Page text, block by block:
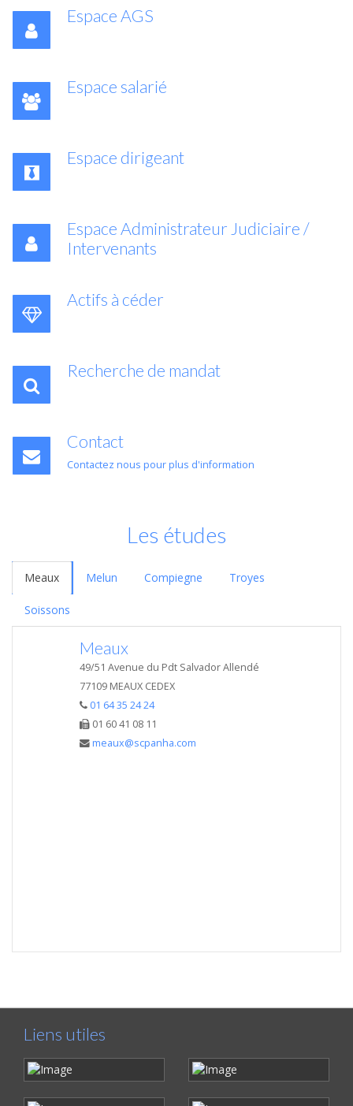
Espace AGS
Espace salarié
Espace dirigeant
Espace Administrateur Judiciaire /
Intervenants
Actifs à céder
Recherche de mandat
Contact
Contactez nous pour plus d'information
Les études
Meaux Melun Compiegne Troyes
Soissons
Meaux
49/51 Avenue du Pdt Salvador Allendé
77109 MEAUX CEDEX
01 64 35 24 24
01 60 41 08 11
meaux@scpanha.com
Liens utiles